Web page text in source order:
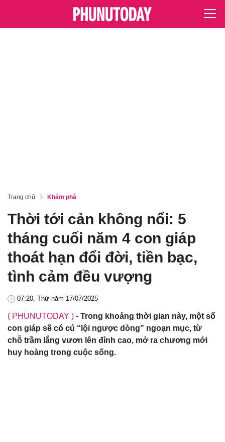
Trang chủ Khám phá
Thời tới cản không nổi: 5
tháng cuối năm 4 con giáp
thoát hạn đổi đời, tiền bạc,
tình cảm đều vượng
07:20, Thứ năm 17/07/2025
( PHUNUTODAY ) - Trong khoảng thời gian này, một số
con giáp sẽ có cú “lội ngược dòng” ngoạn mục, từ
chỗ trầm lắng vươn lên đỉnh cao, mở ra chương mới
huy hoàng trong cuộc sống.